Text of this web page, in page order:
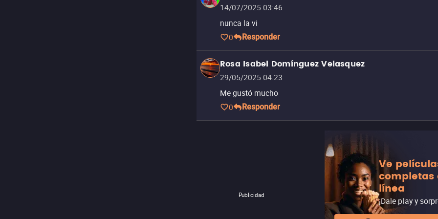
14/07/2025 03:46
nunca la vi
0
Responder
Rosa Isabel Domínguez Velasquez
29/05/2025 04:23
Me gustó mucho
0
Responder
Publicidad
Ve
completas
línea
¡Dale play y